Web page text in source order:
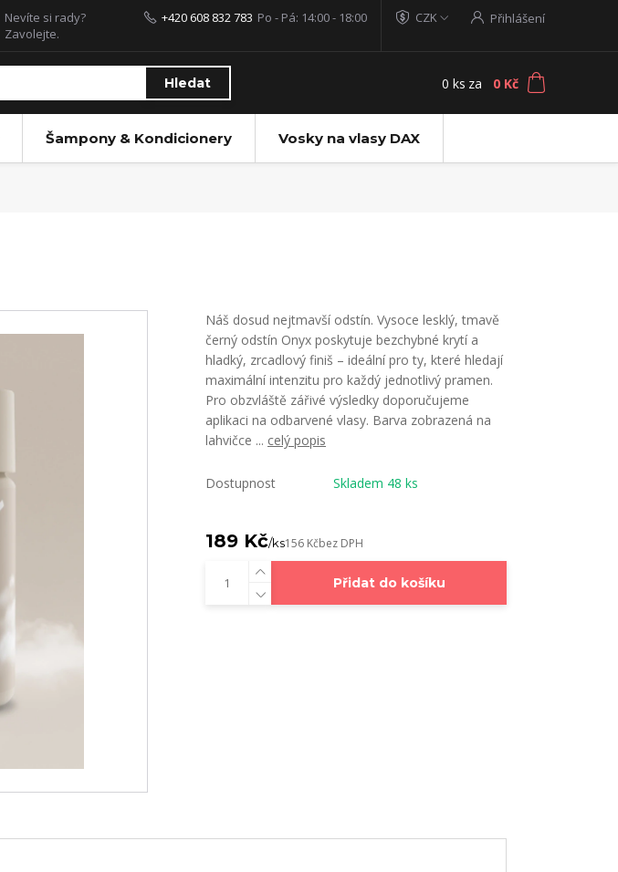
CZK Přihlášení
Hledat
Nevíte si rady?
Zavolejte.
+420 608 832 783 Po - Pá: 14:00 - 18:00
0 ks za 0 Kč
Šampony & Kondicionery Vosky na vlasy DAX
Náš dosud nejtmavší odstín. Vysoce lesklý, tmavě
černý odstín Onyx poskytuje bezchybné krytí a
hladký, zrcadlový finiš – ideální pro ty, které hledají
maximální intenzitu pro každý jednotlivý pramen.
Pro obzvláště zářivé výsledky doporučujeme
aplikaci na odbarvené vlasy. Barva zobrazená na
lahvičce ... celý popis
Dostupnost Skladem 48 ks
189 Kč/ks156 Kčbez DPH
Přidat do košíku